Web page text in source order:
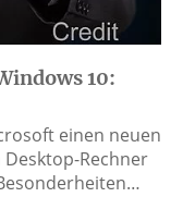
10:
einen neuen
Rechner